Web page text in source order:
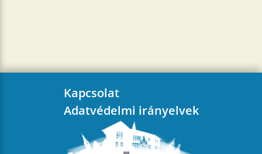
Kapcsolat
Adatvédelmi irányelvek